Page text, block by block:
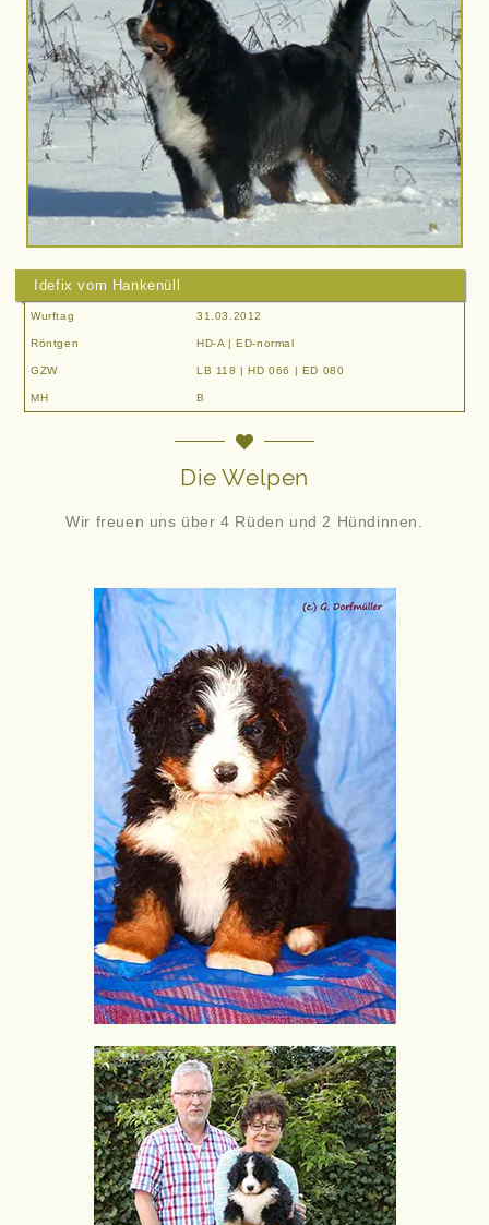
Idefix vom Hankenüll
Wurftag 31.03.2012
Röntgen HD-A | ED-normal
GZW LB 118 | HD 066 | ED 080
MH B
Die Welpen
Wir freuen uns über 4 Rüden und 2 Hündinnen.